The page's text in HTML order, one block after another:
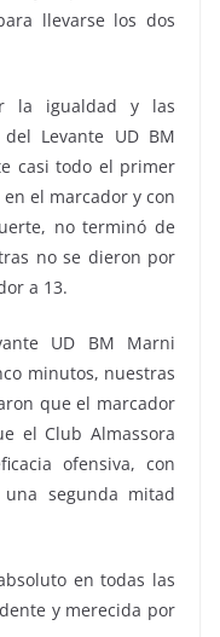
llevarse los dos
la igualdad y las
Levante UD BM
casi todo el primer
el marcador y con
no terminó de
no se dieron por
a 13.
UD BM Marni
minutos, nuestras
que el marcador
el Club Almassora
ofensiva, con
segunda mitad
en todas las
y merecida por